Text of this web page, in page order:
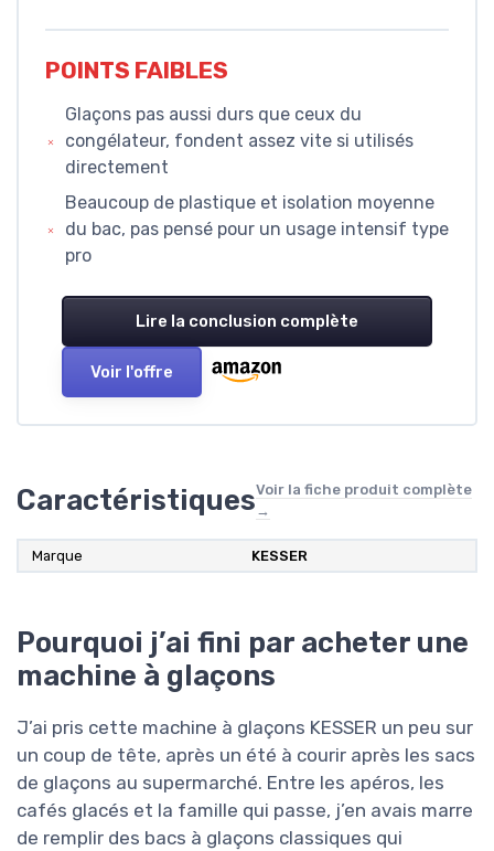
POINTS FAIBLES
Glaçons pas aussi durs que ceux du
congélateur, fondent assez vite si utilisés
directement
Beaucoup de plastique et isolation moyenne
du bac, pas pensé pour un usage intensif type
pro
Lire la conclusion complète
Voir l'offre
CaractéristiquesVoir la fiche produit complète
→
Marque KESSER
Pourquoi j’ai fini par acheter une
machine à glaçons
J’ai pris cette machine à glaçons KESSER un peu sur
un coup de tête, après un été à courir après les sacs
de glaçons au supermarché. Entre les apéros, les
cafés glacés et la famille qui passe, j’en avais marre
de remplir des bacs à glaçons classiques qui